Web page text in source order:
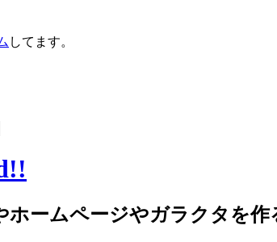
してます。
ホームページやガラクタを作